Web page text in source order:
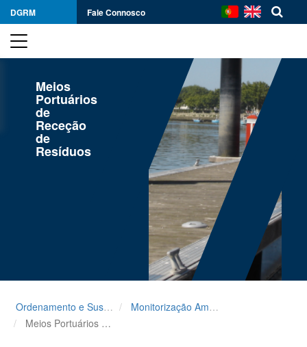
DGRM Fale Connosco
Meios
Portuários
de
Receção
de
Resíduos
Ordenamento e Sustentabilidade
Monitorização Ambiental
Meios Portuários de Receção de Resíduos